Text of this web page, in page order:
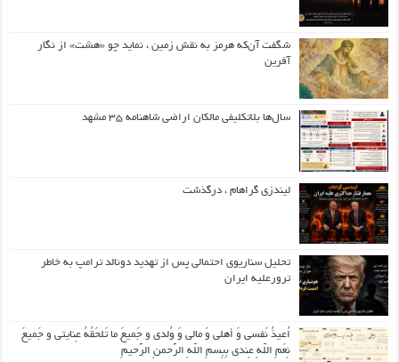
شگفت آن‌که هرمز به نقش زمین ، نماید چو «هشت» از نگار
آفرین
سال‌ها بلاتکلیفی مالکان اراضی شاهنامه ۳۵ مشهد
لیندزی گراهام ، درگذشت
تحلیل سناریوی احتمالی پس از تهدید دونالد ترامپ به خاطر
ترورعلیه ایران
اُعیذُ نَفسی وَ أهلی وَ مالی وَ وُلدی و جَمیعَ ما تَلحَقُهُ عِنایتی و جَمیعَ
نِعَمِ اللّهِ عِندی بِبِسمِ اللّهِ الرَّحمنِ الرَّحیمِ